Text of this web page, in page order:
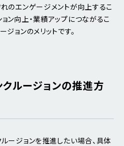
のエンゲージメントが向上するこ
ン向上・業績アップにつながるこ
ジョンのメリットです。
クルージョンの推進方
ージョンを推進したい場合、具体